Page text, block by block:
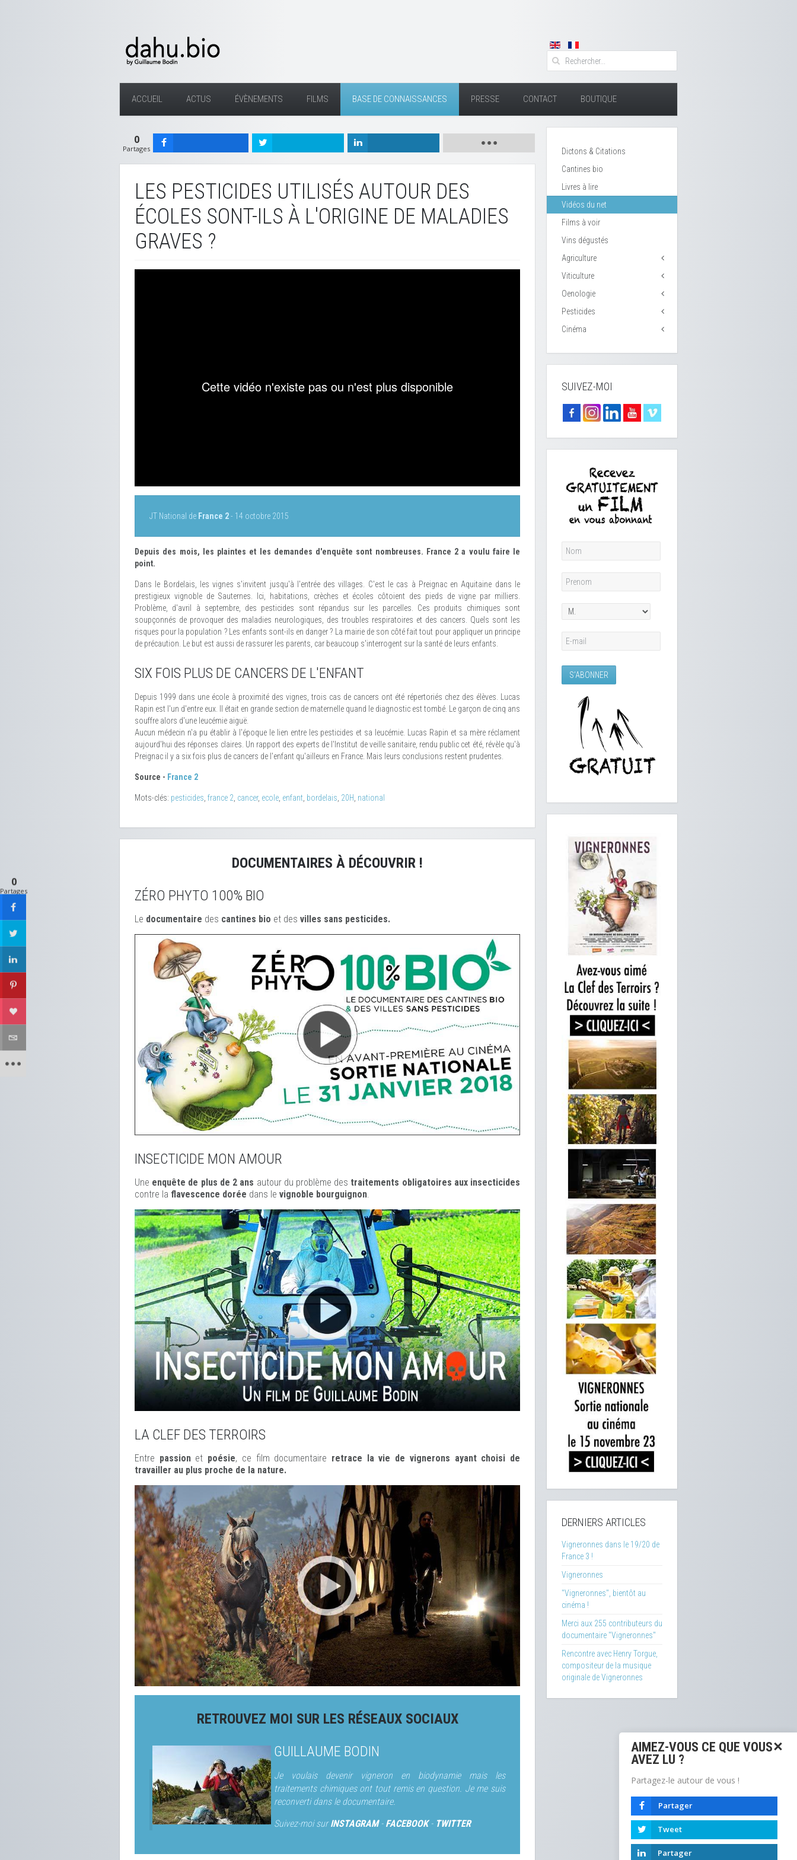
ACCUEIL ACTUS ÉVÈNEMENTS FILMS BASE DE CONNAISSANCES PRESSE CONTACT BOUTIQUE
0
Partages
LES PESTICIDES UTILISÉS AUTOUR DES
ÉCOLES SONT-ILS À L'ORIGINE DE MALADIES
GRAVES ?
JT National de France 2- 14 octobre 2015
Depuis des mois, les plaintes et les demandes d'enquête sont nombreuses. France 2 a voulu faire le
point.
Dans le Bordelais, les vignes s'invitent jusqu'à l'entrée des villages. C'est le cas à Preignac en Aquitaine dans le
prestigieux vignoble de Sauternes. Ici, habitations, crèches et écoles côtoient des pieds de vigne par milliers.
Problème, d'avril à septembre, des pesticides sont répandus sur les parcelles. Ces produits chimiques sont
soupçonnés de provoquer des maladies neurologiques, des troubles respiratoires et des cancers. Quels sont les
risques pour la population ? Les enfants sont-ils en danger ? La mairie de son côté fait tout pour appliquer un principe
de précaution. Le but est aussi de rassurer les parents, car beaucoup s'interrogent sur la santé de leurs enfants.
SIX FOIS PLUS DE CANCERS DE L'ENFANT
Depuis 1999 dans une école à proximité des vignes, trois cas de cancers ont été répertoriés chez des élèves. Lucas
Rapin est l'un d'entre eux. Il était en grande section de maternelle quand le diagnostic est tombé. Le garçon de cinq ans
souffre alors d'une leucémie aiguë.
Aucun médecin n'a pu établir à l'époque le lien entre les pesticides et sa leucémie. Lucas Rapin et sa mère réclament
aujourd'hui des réponses claires. Un rapport des experts de l'Institut de veille sanitaire, rendu public cet été, révèle qu'à
Preignac il y a six fois plus de cancers de l'enfant qu'ailleurs en France. Mais leurs conclusions restent prudentes.
Source - France 2
Mots-clés: pesticides france 2 cancer, ecole enfant bordelais 20H national
DOCUMENTAIRES À DÉCOUVRIR !
ZÉRO PHYTO 100% BIO
Le documentaire des cantines bio et des villes sans pesticides.
INSECTICIDE MON AMOUR
Une enquête de plus de 2 ans autour du problème des traitements obligatoires aux insecticides
contre la flavescence dorée dans le vignoble bourguignon.
LA CLEF DES TERROIRS
Entre passionet poésie, ce film documentaire retrace la vie de vignerons ayant choisi de
travailler au plus proche de la nature.
RETROUVEZ MOI SUR LES RÉSEAUX SOCIAUX
GUILLAUME BODIN
Je voulais devenir vigneron en biodynamie mais les
traitements chimiques ont tout remis en question. Je me suis
reconverti dans le documentaire.
Suivez-moi surINSTAGRAM- FACEBOOK- TWITTER
Dictons & Citations
Cantines bio
Livres à lire
Vidéos du net
Films à voir
Vins dégustés
Agriculture
Viticulture
Oenologie
Pesticides
Cinéma
SUIVEZ-MOI
DERNIERS ARTICLES
Vigneronnes dans le 19/20 de
France 3 !
Vigneronnes
"Vigneronnes", bientôt au
cinéma !
Merci aux 255 contributeurs du
documentaire "Vigneronnes"
Rencontre avec Henry Torgue,
compositeur de la musique
originale de Vigneronnes
0
Partages
AIMEZ-VOUS CE QUE VOUS
AVEZ LU ?
Partagez-le autour de vous !
Partager
Tweet
Partager